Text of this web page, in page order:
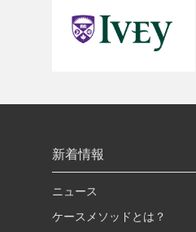
新着情報
ニュース
ケースメソッドとは？